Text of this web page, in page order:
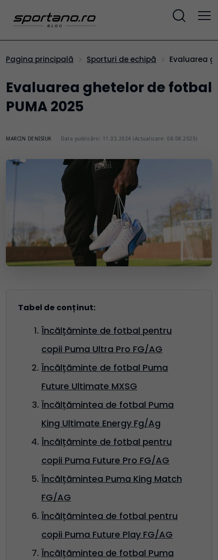
Pagina principală Sporturi de echipă Evaluarea
Evaluarea ghetelor de fotbal
PUMA 2025
MARCIN DENISIUK Data publicării: 11.03.2024 (Actualizare: 08.08.2025)
Tabel de conținut:
Încălțăminte de fotbal pentru
copii Puma Ultra Pro FG/AG
Încălțăminte de fotbal Puma
Future Ultimate MXSG
Încălțămintea de fotbal Puma
King Ultimate Energy Fg/Ag
Încălțăminte de fotbal pentru
copii Puma Future Pro FG/AG
Încălțămintea Puma King Match
FG/AG
Încălțămintea de fotbal pentru
copii Puma Future Play FG/AG
Încălțămintea de fotbal Puma